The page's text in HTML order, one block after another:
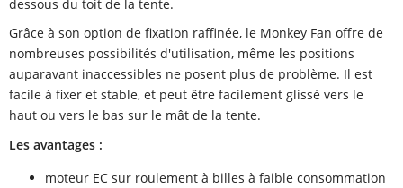
dessous du toit de la tente.
Grâce à son option de fixation raffinée, le Monkey Fan offre de
nombreuses possibilités d'utilisation, même les positions
auparavant inaccessibles ne posent plus de problème. Il est
facile à fixer et stable, et peut être facilement glissé vers le
haut ou vers le bas sur le mât de la tente.
Les avantages :
moteur EC sur roulement à billes à faible consommation